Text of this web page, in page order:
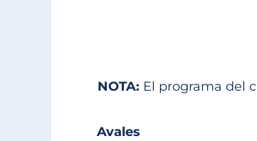
NOTA: El programa del
Avales